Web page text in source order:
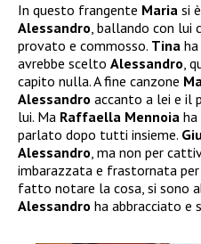
In questo frangente Maria si
Alessandro, ballando con lui
provato e commosso. Tina
avrebbe scelto Alessandro,
capito nulla. A fine canzone
Alessandro accanto a lei e il
lui. Ma Raffaella Mennoia
parlato dopo tutti insieme.
Alessandro, ma non per
imbarazzata e frastornata
fatto notare la cosa, si sono
Alessandro ha abbracciato e